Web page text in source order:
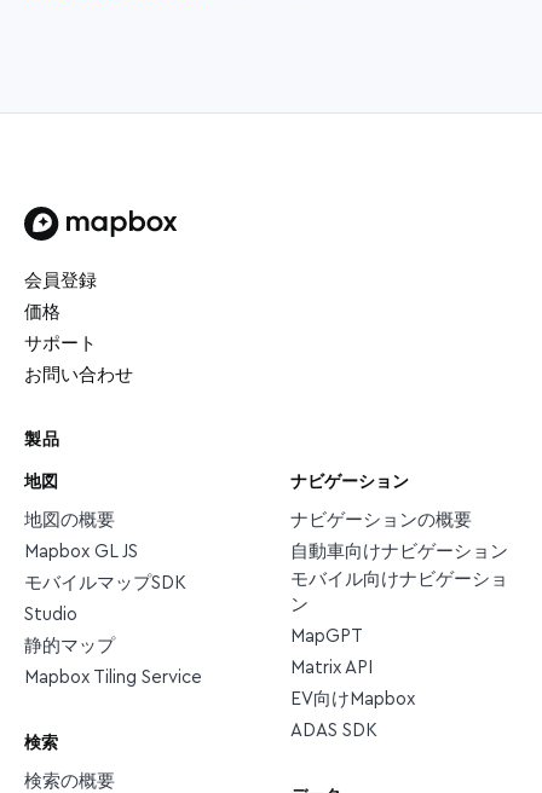
会員登録
価格
サポート
お問い合わせ
製品
地図
地図の概要
Mapbox GL JS
モバイルマップSDK
Studio
静的マップ
Mapbox Tiling Service
検索
検索の概要
ナビゲーション
ナビゲーションの概要
自動車向けナビゲーション
モバイル向けナビゲーショ
ン
MapGPT
Matrix API
EV向けMapbox
ADAS SDK